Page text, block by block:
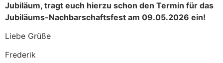
Jubiläum, tragt euch hierzu schon den Termin für das
Jubiläums-Nachbarschaftsfest am 09.05.2026 ein!
Liebe Grüße
Frederik